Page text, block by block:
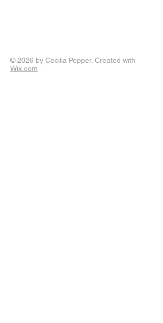
© 2026 by Cecilia Pepper. Created with
Wix.com